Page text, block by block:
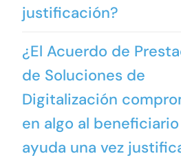
justificación?
¿El Acuerdo de
de Soluciones de
Digitalización
en algo al
ayuda una vez